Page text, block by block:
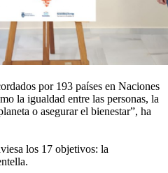
por 193 países en Naciones
la igualdad entre las personas, la
o asegurar el bienestar”, ha
los 17 objetivos: la